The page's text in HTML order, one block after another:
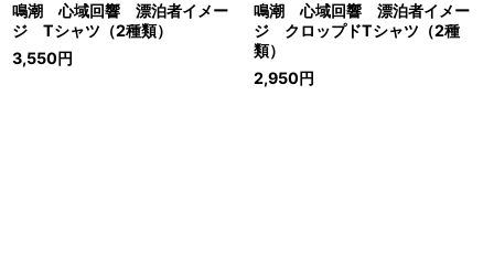
鳴潮 心域回響 漂泊者イメー
ジ Tシャツ（2種類）
3,550円
鳴潮 心域回響 漂泊者イメー
ジ クロップドTシャツ（2種
類）
2,950円